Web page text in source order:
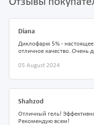
Отзывы
Diana
Диклофарм 5% - настоящее
отличное качество. Очень
05 August 2024
Shahzod
Отличный гель!
Рекомендую всем!